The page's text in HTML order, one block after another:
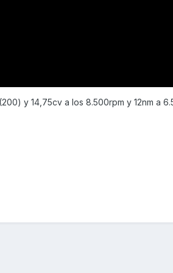
y 14,75cv a los 8.500rpm y 12nm a